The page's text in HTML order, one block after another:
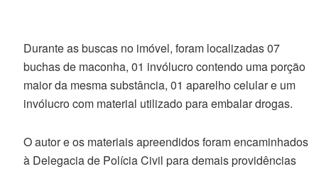
Durante as buscas no imóvel, foram localizadas 07
buchas de maconha, 01 invólucro contendo uma porção
maior da mesma substância, 01 aparelho celular e um
invólucro com material utilizado para embalar drogas.
O autor e os materiais apreendidos foram encaminhados
à Delegacia de Polícia Civil para demais providências